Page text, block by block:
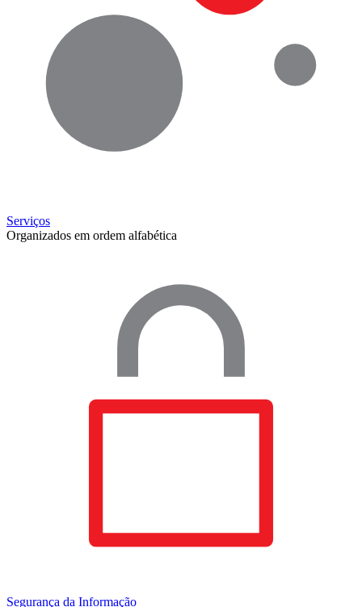
Serviços
Organizados em ordem alfabética
Segurança da Informação